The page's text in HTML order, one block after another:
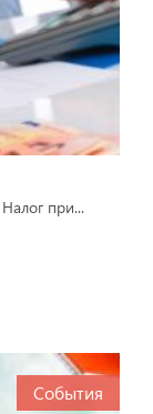
при...
События